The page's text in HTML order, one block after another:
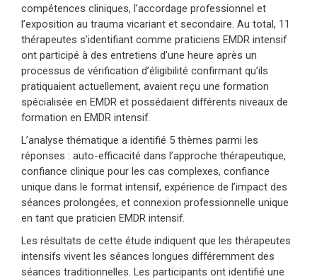
compétences cliniques, l’accordage professionnel et
l’exposition au trauma vicariant et secondaire. Au total, 11
thérapeutes s’identifiant comme praticiens EMDR intensif
ont participé à des entretiens d’une heure après un
processus de vérification d’éligibilité confirmant qu’ils
pratiquaient actuellement, avaient reçu une formation
spécialisée en EMDR et possédaient différents niveaux de
formation en EMDR intensif.
L’analyse thématique a identifié 5 thèmes parmi les
réponses : auto-efficacité dans l’approche thérapeutique,
confiance clinique pour les cas complexes, confiance
unique dans le format intensif, expérience de l’impact des
séances prolongées, et connexion professionnelle unique
en tant que praticien EMDR intensif.
Les résultats de cette étude indiquent que les thérapeutes
intensifs vivent les séances longues différemment des
séances traditionnelles. Les participants ont identifié une